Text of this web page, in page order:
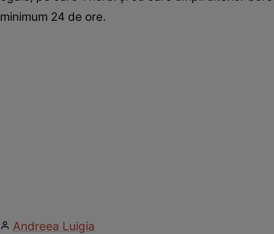
minimum 24 de ore.
Andreea Luigia